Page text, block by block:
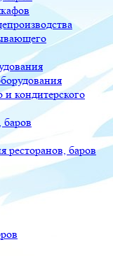
и кондитерского
баров
ресторанов, баров